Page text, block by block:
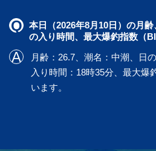
本日（2026年8月10日）の月
の入り時間、最大爆釣指数（
月齢：26.7、潮名：中潮、日
入り時間：18時35分、最大爆
います。